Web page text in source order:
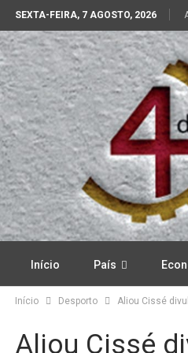
SEXTA-FEIRA, 7 AGOSTO, 2026
Início País
Início Desporto Aliou Cissé
Aliou Cissé